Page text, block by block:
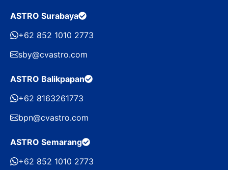
ASTRO Surabaya
+62 852 1010 2773
sby@cvastro.com
ASTRO Balikpapan
+62 8163261773
bpn@cvastro.com
ASTRO Semarang
+62 852 1010 2773